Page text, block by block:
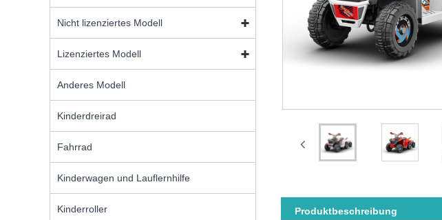
Nicht lizenziertes Modell
Lizenziertes Modell
Anderes Modell
Kinderdreirad
Fahrrad
Kinderwagen und Lauflernhilfe
Kinderroller Produktbeschreibung